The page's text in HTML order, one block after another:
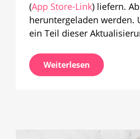
(App Store-Link) liefern.
heruntergeladen werden.
ein Teil dieser
Weiterlesen